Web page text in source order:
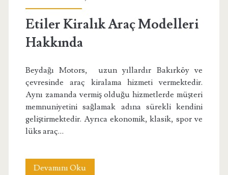
Etiler Kiralık Araç Modelleri
Hakkında
Beydağı Motors, uzun yıllardır Bakırköy ve
çevresinde araç kiralama hizmeti vermektedir.
Aynı zamanda vermiş olduğu hizmetlerde müşteri
memnuniyetini sağlamak adına sürekli kendini
geliştirmektedir. Ayrıca ekonomik, klasik, spor ve
lüks araç…
Devamını OkuEtiler